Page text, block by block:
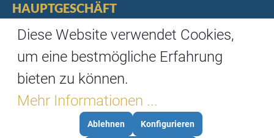
HAUPTGESCHÄFT
Marktgasse 3
Telefon: 0931/35488-0
Fax: 0931/35488-67
Diese Website verwendet Cookies,
um eine bestmögliche Erfahrung
bieten zu können.
Mehr Informationen ...
Ablehnen Konfigurieren